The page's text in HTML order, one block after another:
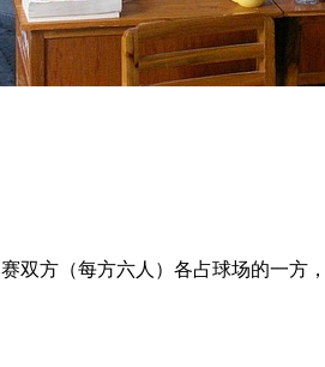
双方（每方六人）各占球场的一